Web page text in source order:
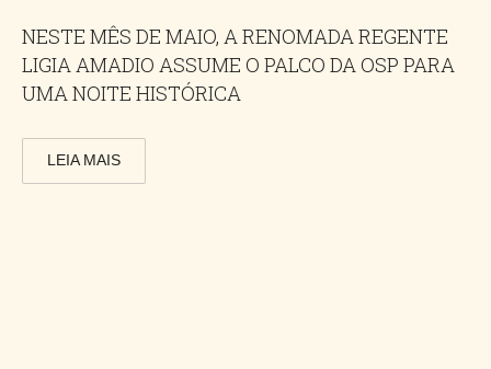
NESTE MÊS DE MAIO, A RENOMADA REGENTE
LIGIA AMADIO ASSUME O PALCO DA OSP PARA
UMA NOITE HISTÓRICA
LEIA MAIS